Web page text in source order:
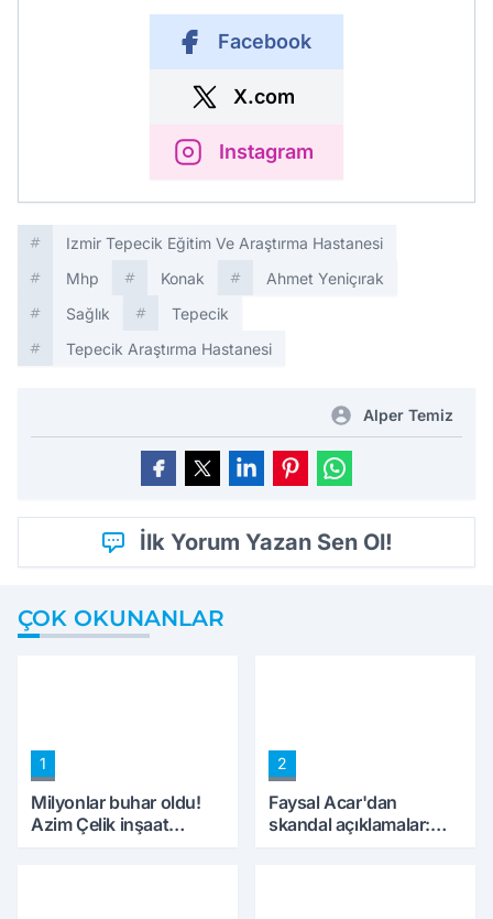
Facebook
X.com
Instagram
Izmir Tepecik Eğitim Ve Araştırma Hastanesi
Mhp
Konak
Ahmet Yeniçırak
Sağlık
Tepecik
Tepecik Araştırma Hastanesi
Alper Temiz
İlk Yorum Yazan Sen Ol!
ÇOK OKUNANLAR
1
Milyonlar buhar oldu!
Azim Çelik inşaat
2
Faysal Acar'dan
skandal açıklamalar: